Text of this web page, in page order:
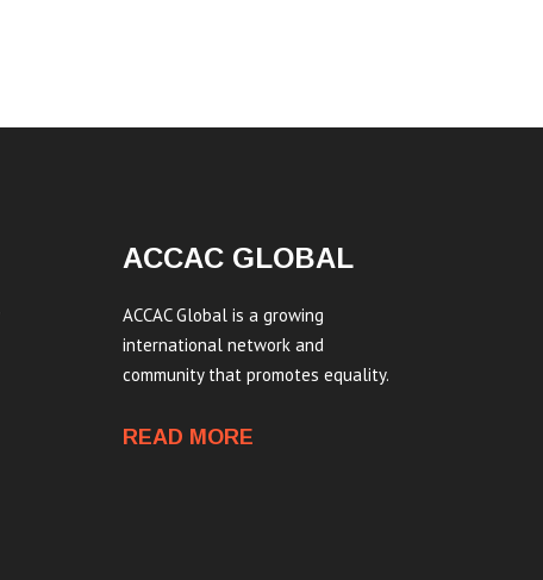
ACCAC GLOBAL
ACCAC Global is a growing
international network and
community that promotes equality.
READ MORE